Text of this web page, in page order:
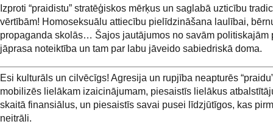
Izproti “praidistu” stratēģiskos mērķus un saglabā uzticību
vērtībām! Homoseksuālu attiecību pielīdzināšana laulībai,
propaganda skolās… Šajos jautājumos no savām politiskajām
jāprasa noteiktība un tam par labu jāveido sabiedriskā doma.
Esi kulturāls un cilvēcīgs! Agresija un rupjība neapturēs
mobilizēs lielākam izaicinājumam, piesaistīs lielākus
skaitā finansiālus, un piesaistīs savai pusei līdzjūtīgos, kas
neitrāli.